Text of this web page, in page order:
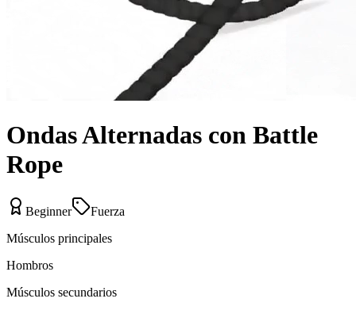
Ondas Alternadas con Battle
Rope
Beginner
Fuerza
Músculos principales
Hombros
Músculos secundarios